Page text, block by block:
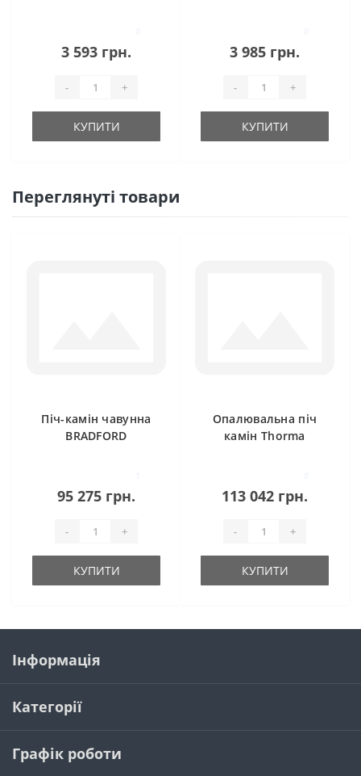
3 593 грн.
- +
КУПИТИ
3 985 грн.
- +
КУПИТИ
Переглянуті товари
Піч-камін чавунна
BRADFORD
95 275 грн.
- +
КУПИТИ
Опалювальна піч
камін Thorma
113 042 грн.
- +
КУПИТИ
Інформація
Категорії
Графік роботи